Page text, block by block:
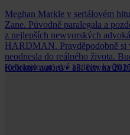
Meghan Markle v seriálovém
Zane. Původně paralegala a
z nejlepších newyorských
HARDMAN. Pravděpodobně si
neodnesla do reálného života.
(rebrandovat) své aktivity kvůli
Kolektiv autorů • 13. června